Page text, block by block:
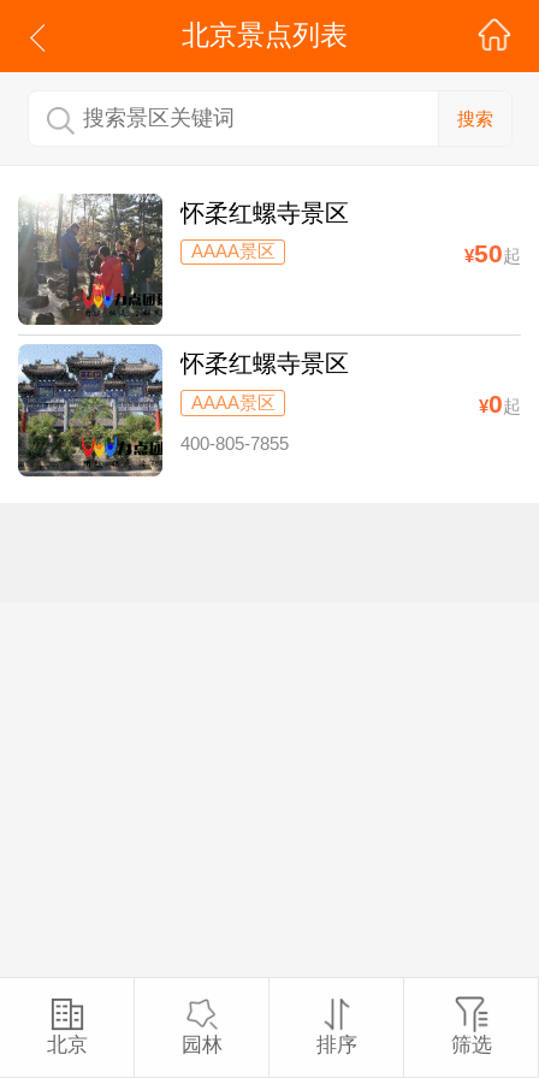
北京景点列表
搜索
怀柔红螺寺景区
AAAA景区 ¥50起
怀柔红螺寺景区
AAAA景区 ¥0起
400-805-7855
北京 园林 排序 筛选